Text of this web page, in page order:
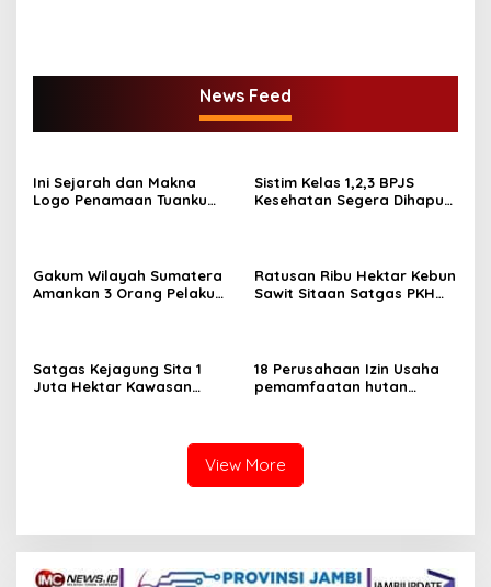
News Feed
Ini Sejarah dan Makna
Logo Penamaan Tuanku
Sistim Kelas 1,2,3 BPJS
Kesehatan Segera Dihapus,
Gakum Wilayah Sumatera
Amankan 3 Orang Pelaku
Ratusan Ribu Hektar Kebun
Sawit Sitaan Satgas PKH
Satgas Kejagung Sita 1
Juta Hektar Kawasan
18 Perusahaan Izin Usaha
pemamfaatan hutan
View More